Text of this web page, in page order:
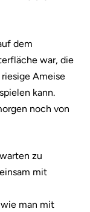
dem
war, die
Ameise
kann.
noch von
zu
mit
man mit